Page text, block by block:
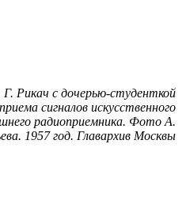
Рикач с дочерью-студенткой
сигналов искусственного
радиоприемника. Фото А.
1957 год. Главархив Москвы